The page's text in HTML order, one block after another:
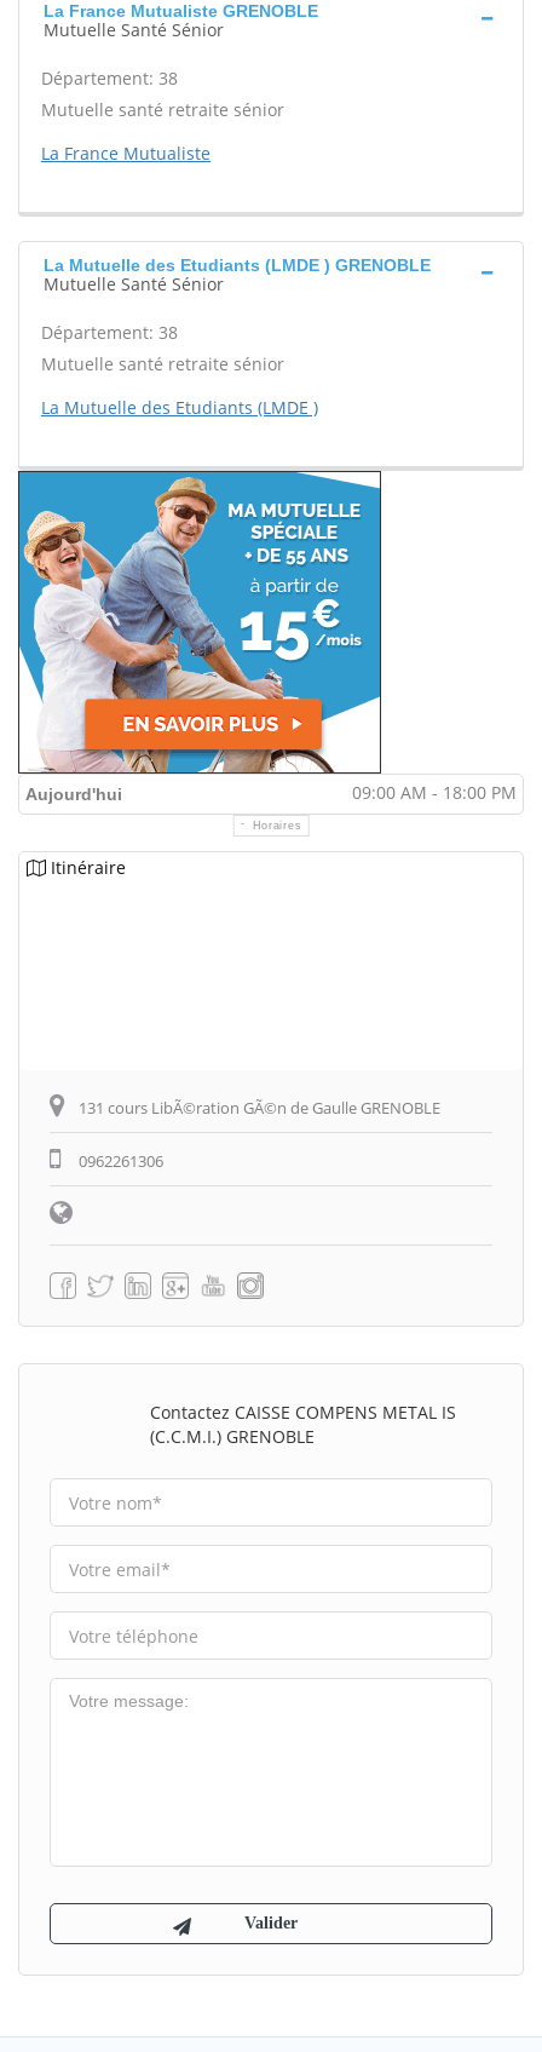
La France Mutualiste GRENOBLE
Mutuelle Santé Sénior
Département: 38
Mutuelle santé retraite sénior
La France Mutualiste
La Mutuelle des Etudiants (LMDE ) GRENOBLE
Mutuelle Santé Sénior
Département: 38
Mutuelle santé retraite sénior
La Mutuelle des Etudiants (LMDE )
Aujourd'hui 09:00 AM - 18:00 PM
Horaires
Itinéraire
131 cours LibÃ©ration GÃ©n de Gaulle GRENOBLE
0962261306
Contactez CAISSE COMPENS METAL IS
(C.C.M.I.) GRENOBLE